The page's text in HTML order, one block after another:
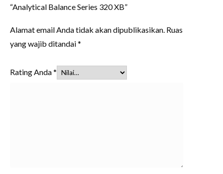
“Analytical Balance Series 320 XB”
Alamat email Anda tidak akan dipublikasikan. Ruas
yang wajib ditandai*
Rating Anda*